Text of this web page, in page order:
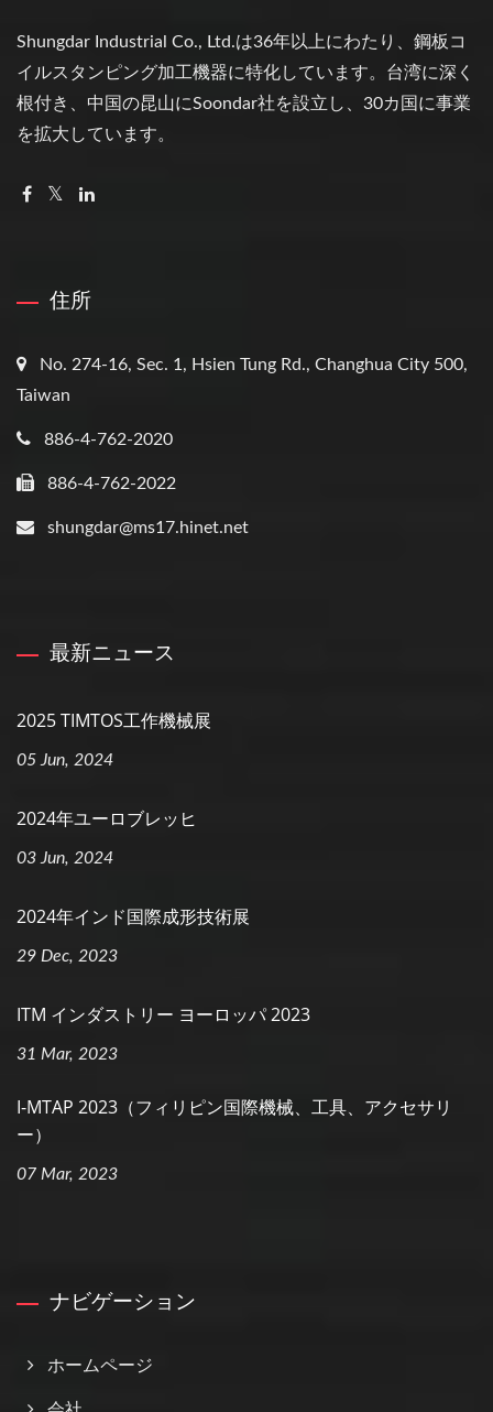
Shungdar Industrial Co., Ltd.は36年以上にわたり、鋼板コ
イルスタンピング加工機器に特化しています。台湾に深く
根付き、中国の昆山にSoondar社を設立し、30カ国に事業
を拡大しています。
住所
No. 274-16, Sec. 1, Hsien Tung Rd., Changhua City 500,
Taiwan
886-4-762-2020
886-4-762-2022
shungdar@ms17.hinet.net
最新ニュース
2025 TIMTOS工作機械展
05 Jun, 2024
2024年ユーロブレッヒ
03 Jun, 2024
2024年インド国際成形技術展
29 Dec, 2023
ITM インダストリー ヨーロッパ 2023
31 Mar, 2023
I-MTAP 2023（フィリピン国際機械、工具、アクセサリ
ー）
07 Mar, 2023
ナビゲーション
ホームページ